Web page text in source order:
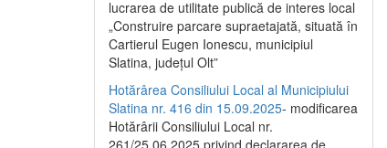
lucrarea de utilitate publică de interes local
„Construire parcare supraetajată, situată în
Cartierul Eugen Ionescu, municipiul
Slatina, județul Olt”
Hotărârea Consiliului Local al Municipiului
Slatina nr. 416 din 15.09.2025- modificarea
Hotărârii Consiliului Local nr.